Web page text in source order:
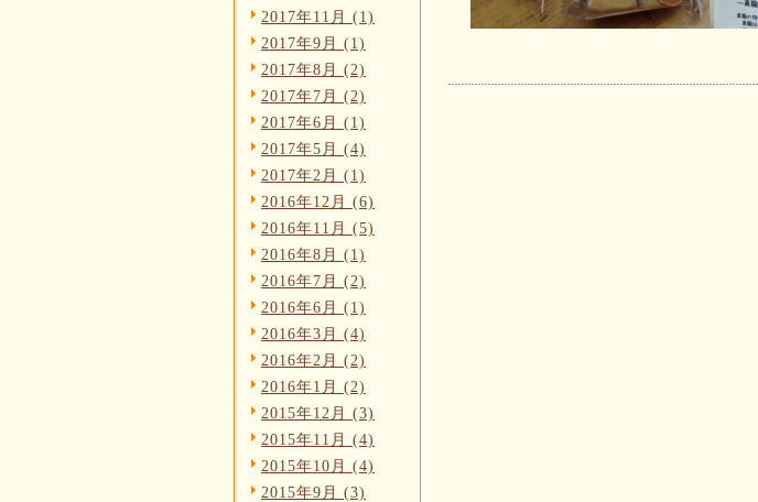
2017年11月 (1)
2017年9月 (1)
2017年8月 (2)
2017年7月 (2)
2017年6月 (1)
2017年5月 (4)
2017年2月 (1)
2016年12月 (6)
2016年11月 (5)
2016年8月 (1)
2016年7月 (2)
2016年6月 (1)
2016年3月 (4)
2016年2月 (2)
2016年1月 (2)
2015年12月 (3)
2015年11月 (4)
2015年10月 (4)
2015年9月 (3)